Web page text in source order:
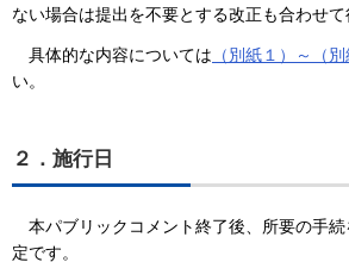
ない場合は提出を不要とする改正も合わせて
具体的な内容については （別紙１）～（別
い。
２．施行日
本パブリックコメント終了後、所要の手
定です。